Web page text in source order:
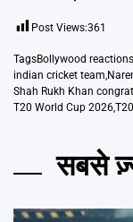
Post Views:361
TagsBollywood reactions
indian cricket team,
Shah Rukh Khan
T20 World Cup 2026,
सबसे